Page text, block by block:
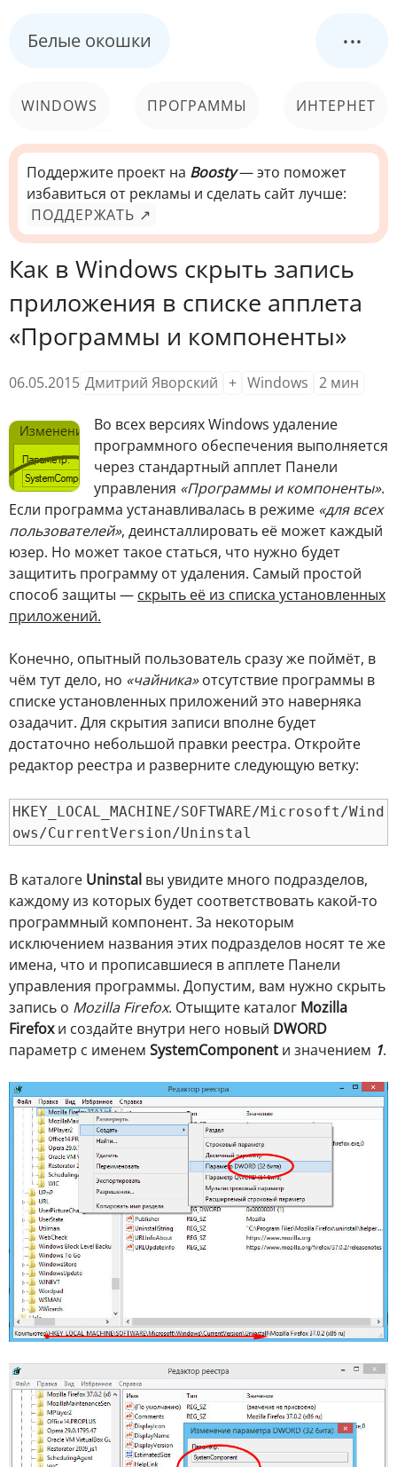
Белые окошки ...
WINDOWS ПРОГРАММЫ ИНТЕРНЕТ
КОМПЬЮТЕР
СИСТЕМА
Поддержите проект на Boosty— это поможет
избавиться от рекламы и сделать сайт лучше:
ПОДДЕРЖАТЬ ↗
Как в Windows скрыть запись
приложения в списке апплета
«Программы и компоненты»
06.05.2015 Дмитрий Яворский + Windows 2 мин
Во всех версиях Windows удаление
программного обеспечения выполняется
через стандартный апплет Панели
управления «Программы и компоненты».
Если программа устанавливалась в режиме «для всех
пользователей», деинсталлировать её может каждый
юзер. Но может такое статься, что нужно будет
защитить программу от удаления. Самый простой
способ защиты — скрыть её из списка установленных
приложений.
Конечно, опытный пользователь сразу же поймёт, в
чём тут дело, но «чайника»отсутствие программы в
списке установленных приложений это наверняка
озадачит. Для скрытия записи вполне будет
достаточно небольшой правки реестра. Откройте
редактор реестра и разверните следующую ветку:
HKEY_LOCAL_MACHINE/SOFTWARE/Microsoft/Wind
ows/CurrentVersion/Uninstal
В каталоге Uninstal вы увидите много подразделов,
каждому из которых будет соответствовать какой-то
программный компонент. За некоторым
исключением названия этих подразделов носят те же
имена, что и прописавшиеся в апплете Панели
управления программы. Допустим, вам нужно скрыть
запись о Mozilla Firefox. Отыщите каталог Mozilla
Firefoxи создайте внутри него новый DWORD
параметр с именем SystemComponent и значением 1.